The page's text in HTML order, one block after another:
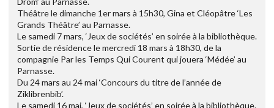
Théâtre le dimanche 1er mars à 15h30, Gina et Cléopâtre ‘Les
Grands Théâtre’ au Parnasse.
Le samedi 7 mars, ‘Jeux de sociétés’ en soirée à la bibliothèque.
Sortie de résidence le mercredi 18 mars à 18h30, de la
compagnie Par les Temps Qui Courent qui jouera ‘Médée’ au
Parnasse.
Du 24 mars au 24 mai ‘Concours du titre de l’année de
Ziklibrenbib’.
Le samedi 16 mai, ‘Jeux de sociétés’ en soirée à la bibliothèque.